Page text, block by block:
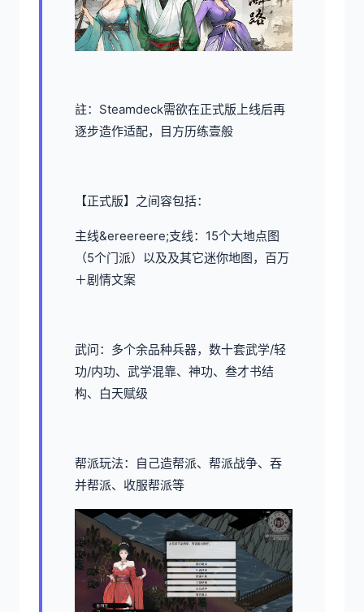
註：Steamdeck需欲在正式版上线后再
逐步造作适配，目方历练壹般
【正式版】之间容包括：
主线&ereereere;支线：15个大地点图
（5个门派）以及及其它迷你地图，百万
＋剧情文案
武问：多个余品种兵器，数十套武学/轻
功/内功、武学混靠、神功、叁才书结
构、白天赋级
帮派玩法：自己造帮派、帮派战争、吞
并帮派、收服帮派等